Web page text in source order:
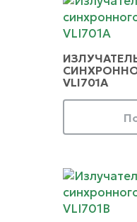
VLI701A